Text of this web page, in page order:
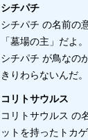
シチパチ
シチパチ の名前の
「墓場の主」だよ。
シチパチ が鳥なの
きりわらないんだ。
コリトサウルス
コリトサウルス の
ットを持ったトカゲ